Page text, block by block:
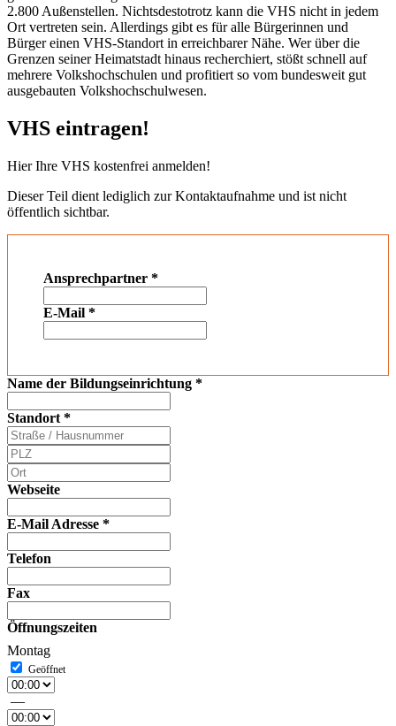
2.800 Außenstellen. Nichtsdestotrotz kann die VHS nicht in jedem
Ort vertreten sein. Allerdings gibt es für alle Bürgerinnen und
Bürger einen VHS-Standort in erreichbarer Nähe. Wer über die
Grenzen seiner Heimatstadt hinaus recherchiert, stößt schnell auf
mehrere Volkshochschulen und profitiert so vom bundesweit gut
ausgebauten Volkshochschulwesen.
VHS eintragen!
Hier Ihre VHS kostenfrei anmelden!
Dieser Teil dient lediglich zur Kontaktaufnahme und ist nicht
öffentlich sichtbar.
Ansprechpartner *
E-Mail *
Name der Bildungseinrichtung *
Standort *
Webseite
E-Mail Adresse *
Telefon
Fax
Öffnungszeiten
Montag
—